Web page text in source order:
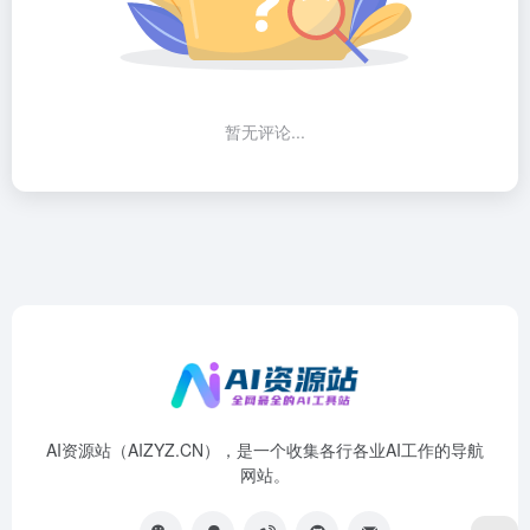
暂无评论...
AI资源站（AIZYZ.CN），是一个收集各行各业AI工作的导航
网站。